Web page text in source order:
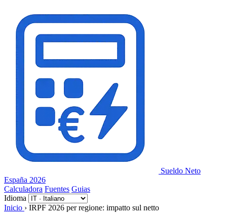
Sueldo Neto
España 2026
Calculadora Fuentes Guias
Idioma
Inicio › IRPF 2026 per regione: impatto sul netto